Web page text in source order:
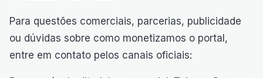
Para questões comerciais, parcerias, publicidade
ou dúvidas sobre como monetizamos o portal,
entre em contato pelos canais oficiais: